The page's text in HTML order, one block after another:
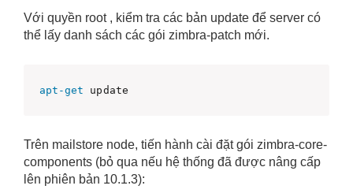
Với quyền root , kiểm tra các bản update để server có
thể lấy danh sách các gói zimbra-patch mới.
apt-get update
Trên mailstore node, tiến hành cài đặt gói zimbra-core-
components (bỏ qua nếu hệ thống đã được nâng cấp
lên phiên bản 10.1.3):